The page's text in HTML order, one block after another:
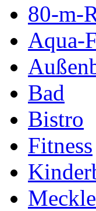
80-m-
Aqua-
Bad
Bistro
Fitness